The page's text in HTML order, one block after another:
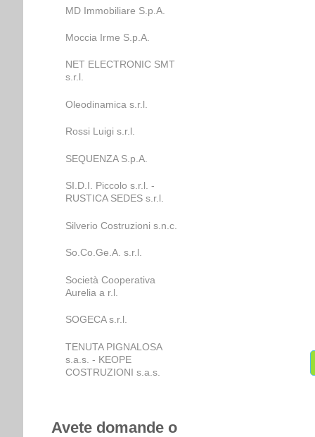
MD Immobiliare S.p.A.
Moccia Irme S.p.A.
NET ELECTRONIC SMT
s.r.l.
Oleodinamica s.r.l.
Rossi Luigi s.r.l.
SEQUENZA S.p.A.
SI.D.I. Piccolo s.r.l. -
RUSTICA SEDES s.r.l.
Silverio Costruzioni s.n.c.
So.Co.Ge.A. s.r.l.
Società Cooperativa
Aurelia a r.l.
SOGECA s.r.l.
TENUTA PIGNALOSA
s.a.s. - KEOPE
COSTRUZIONI s.a.s.
Avete domande o